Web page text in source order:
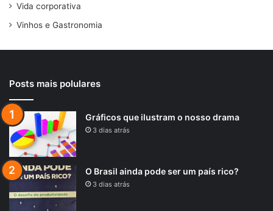
Vida corporativa
Vinhos e Gastronomia
Posts mais polulares
Gráficos que ilustram o nosso drama
3 dias atrás
O Brasil ainda pode ser um país rico?
3 dias atrás